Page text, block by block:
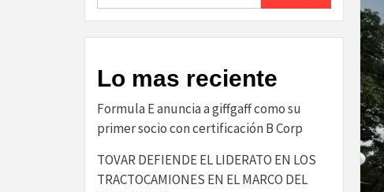
Lo mas reciente
​Formula E anuncia a giffgaff como su
primer socio con certificación B Corp​
TOVAR DEFIENDE EL LIDERATO EN LOS
TRACTOCAMIONES EN EL MARCO DEL